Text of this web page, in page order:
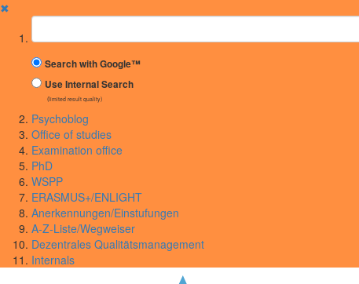
✖
Suchbegriff
Search with Google™
Use Internal Search
(limited result quality)
Psychoblog
Office of studies
Examination office
PhD
WSPP
ERASMUS+/ENLIGHT
Anerkennungen/Einstufungen
A-Z-Liste/Wegweiser
Dezentrales Qualitätsmanagement
Internals